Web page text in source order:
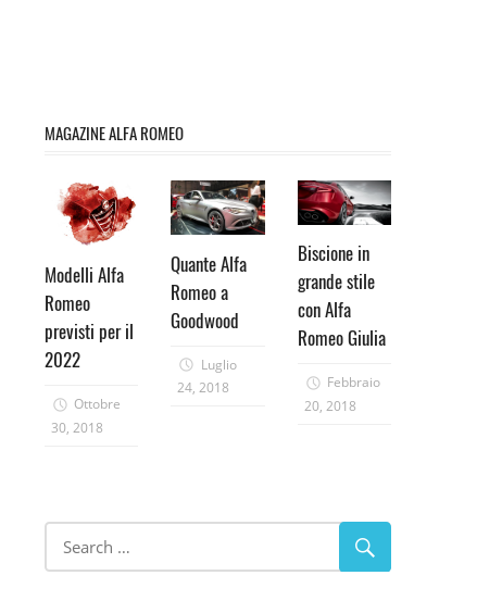
MAGAZINE ALFA ROMEO
Modelli Alfa
Romeo
previsti per il
2022
Ottobre
30, 2018
Quante Alfa
Romeo a
Goodwood
Luglio
24, 2018
Biscione in
grande stile
con Alfa
Romeo Giulia
Febbraio
20, 2018